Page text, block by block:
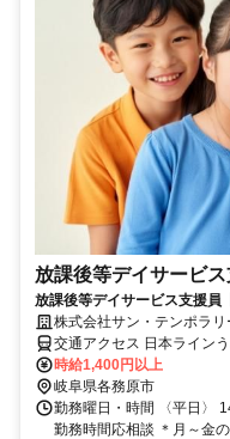
放課後等デイサービ
放課後等デイサービス支援員
株式会社サン・テンポラリ
交通アクセス 日本ライン
時給1,400円以上
岐阜県各務原市
勤務曜日・時間 〈平日〉
勤務時間応相談 ＊月～金